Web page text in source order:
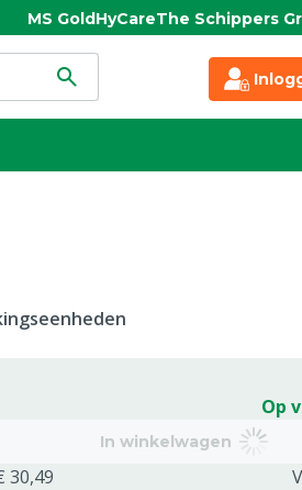
MS GoldHyCareThe Schippers
Op
In winkelwagen
30,49